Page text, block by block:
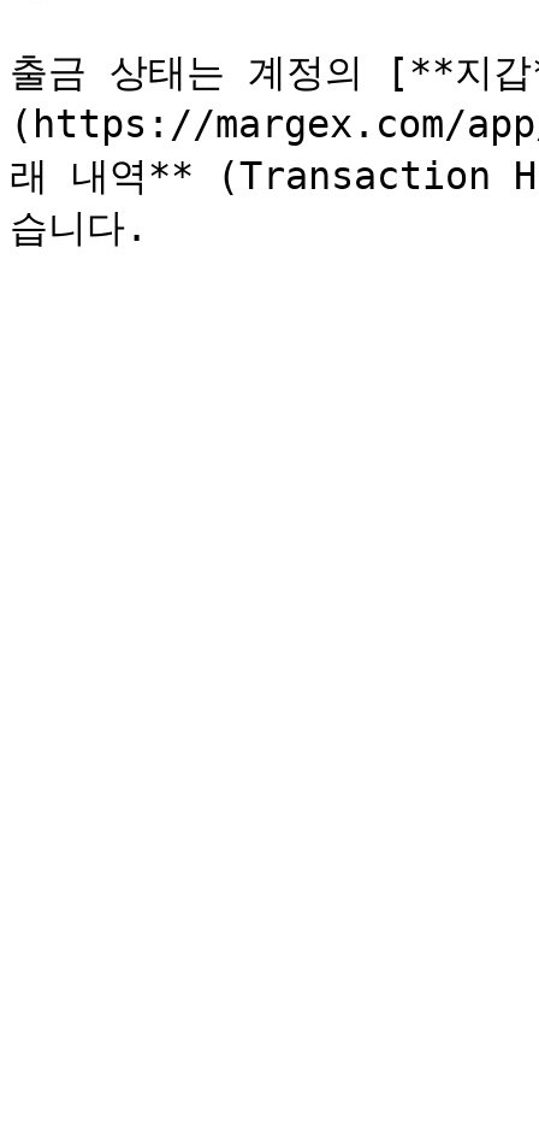
출금 상태는 계정의 [**지
(https://margex.com/
래 내역** (Transaction